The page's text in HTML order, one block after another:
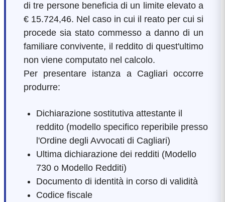
di tre persone beneficia di un limite elevato a
€ 15.724,46. Nel caso in cui il reato per cui si
procede sia stato commesso a danno di un
familiare convivente, il reddito di quest'ultimo
non viene computato nel calcolo.
Per presentare istanza a Cagliari occorre
produrre:
Dichiarazione sostitutiva attestante il
reddito (modello specifico reperibile presso
l'Ordine degli Avvocati di Cagliari)
Ultima dichiarazione dei redditi (Modello
730 o Modello Redditi)
Documento di identità in corso di validità
Codice fiscale